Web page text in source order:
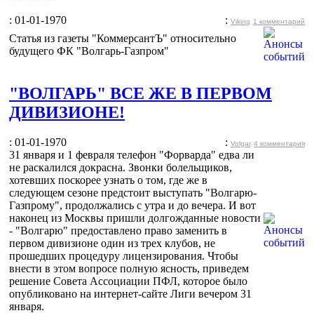
: 01-01-1970 : Viking 1 комментарий
Статья из газеты "КоммерсантЪ" относительно
будущего ФК "Волгарь-Газпром"
"ВОЛГАРЬ" ВСЕ ЖЕ В ПЕРВОМ
ДИВИЗИОНЕ!
: 01-01-1970 : Volgar 4 комментария
31 января и 1 февраля телефон "Форварда" едва ли
не раскалился докрасна. Звонки болельщиков,
хотевших поскорее узнать о том, где же в
следующем сезоне предстоит выступать "Волгарю-
Газпрому", продолжались с утра и до вечера. И вот
наконец из Москвы пришли долгожданные новости
- "Волгарю" предоставлено право заменить в
первом дивизионе один из трех клубов, не
прошедших процедуру лицензирования. Чтобы
внести в этом вопросе полную ясность, приведем
решение Совета Ассоциации ПФЛ, которое было
опубликовано на интернет-сайте Лиги вечером 31
января.